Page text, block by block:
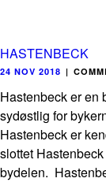
HASTENBECK
24 NOV 2018 |
Hastenbeck er en
sydøstlig for
Hastenbeck er
slottet
bydelen.